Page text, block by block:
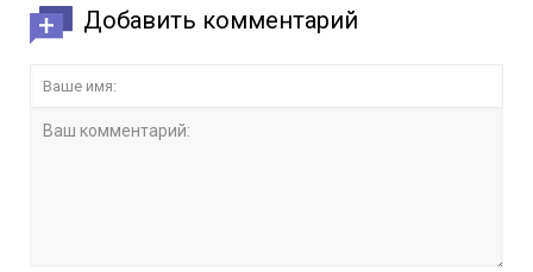
Добавить комментарий